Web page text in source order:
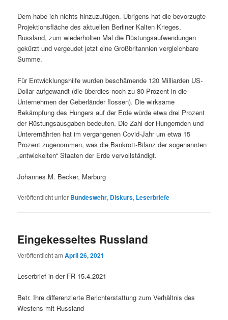
Dem habe ich nichts hinzuzufügen. Übrigens hat die bevorzugte
Projektionsfläche des aktuellen Berliner Kalten Krieges,
Russland, zum wiederholten Mal die Rüstungsaufwendungen
gekürzt und vergeudet jetzt eine Großbritannien vergleichbare
Summe.
Für Entwicklungshilfe wurden beschämende 120 Milliarden US-
Dollar aufgewandt (die überdies noch zu 80 Prozent in die
Unternehmen der Geberländer flossen). Die wirksame
Bekämpfung des Hungers auf der Erde würde etwa drei Prozent
der Rüstungsausgaben bedeuten. Die Zahl der Hungernden und
Unterernährten hat im vergangenen Covid-Jahr um etwa 15
Prozent zugenommen, was die Bankrott-Bilanz der sogenannten
„entwickelten“ Staaten der Erde vervollständigt.
Johannes M. Becker, Marburg
Veröffentlicht unter Bundeswehr, Diskurs, Leserbriefe
Eingekesseltes Russland
Veröffentlicht amApril 26, 2021
Leserbrief in der FR 15.4.2021
Betr. Ihre differenzierte Berichterstattung zum Verhältnis des
Westens mit Russland